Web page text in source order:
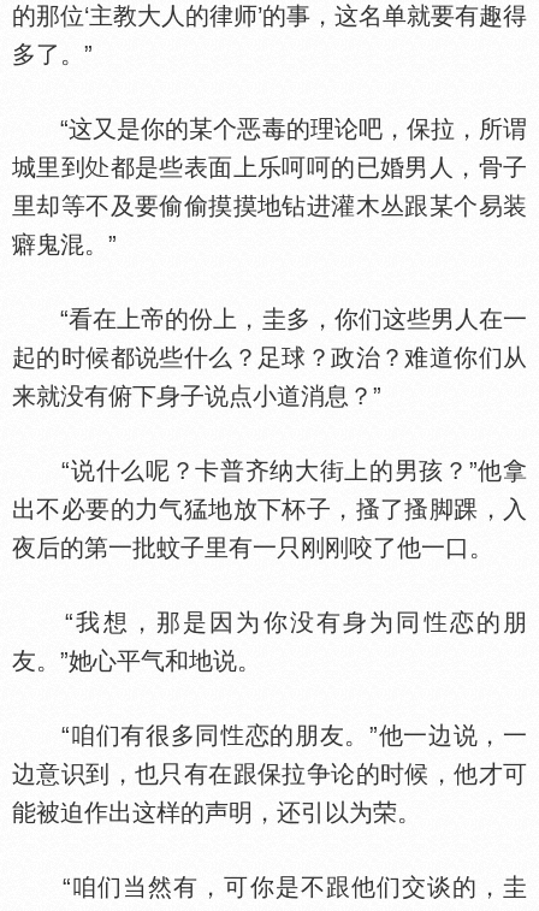
的那位‘主教大人的律师’的事，这名单就要有趣得
多了。”
“这又是你的某个恶毒的理论吧，保拉，所谓
城里到
都是些表面上乐呵呵的已婚男人，骨子
里却等不及要偷偷摸摸地钻进灌木丛跟某个易装
癖鬼混。”
“看在上帝的份上，圭多，你们这些男人在一
起的时候都说些什么？足球？政治？难道你们从
来就没有俯下身子说点小道消息？”
“说什么呢？卡普齐纳大街上的男孩？”他拿
出不必要的力气猛地放下杯子，搔了搔脚踝，入
夜后的第一批蚊子里有一只刚刚咬了他一口。
“我想，那是因为你没有身为同
恋的朋
友。”她心平气和地说。
“咱们有很多同
恋的朋友。”他一边说，一
边意识到，也只有在跟保拉争论的时候，他才可
能被迫作出这样的声明，还引以为荣。
“咱们当然有，可你是不跟他们交谈的，圭